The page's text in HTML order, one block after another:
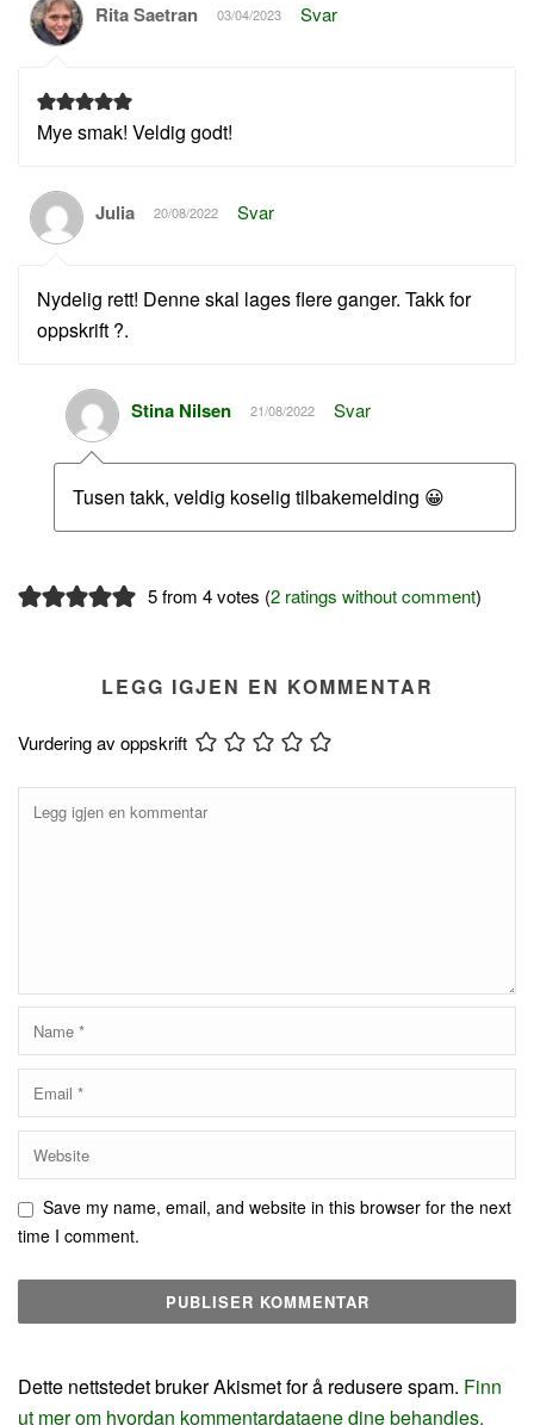
Rita Saetran 03/04/2023 Svar
Mye smak! Veldig godt!
Julia 20/08/2022 Svar
Nydelig rett! Denne skal lages flere ganger. Takk for
oppskrift ?.
Stina Nilsen 21/08/2022 Svar
Tusen takk, veldig koselig tilbakemelding 😀
5 from 4 votes (2 ratings without comment)
LEGG IGJEN EN KOMMENTAR
Vurdering av oppskrift
Save my name, email, and website in this browser for the next
time I comment.
Dette nettstedet bruker Akismet for å redusere spam. Finn
ut mer om hvordan kommentardataene dine behandles.